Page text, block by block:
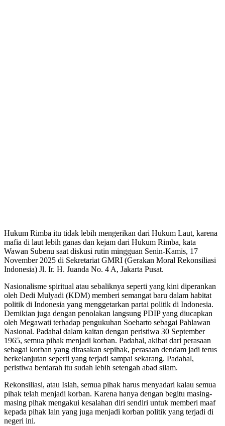
Hukum Rimba itu tidak lebih mengerikan dari Hukum Laut, karena
mafia di laut lebih ganas dan kejam dari Hukum Rimba, kata
Wawan Subenu saat diskusi rutin mingguan Senin-Kamis, 17
November 2025 di Sekretariat GMRI (Gerakan Moral Rekonsiliasi
Indonesia) Jl. Ir. H. Juanda No. 4 A, Jakarta Pusat.
Nasionalisme spiritual atau sebaliknya seperti yang kini diperankan
oleh Dedi Mulyadi (KDM) memberi semangat baru dalam habitat
politik di Indonesia yang menggetarkan partai politik di Indonesia.
Demikian juga dengan penolakan langsung PDIP yang diucapkan
oleh Megawati terhadap pengukuhan Soeharto sebagai Pahlawan
Nasional. Padahal dalam kaitan dengan peristiwa 30 September
1965, semua pihak menjadi korban. Padahal, akibat dari perasaan
sebagai korban yang dirasakan sepihak, perasaan dendam jadi terus
berkelanjutan seperti yang terjadi sampai sekarang. Padahal,
peristiwa berdarah itu sudah lebih setengah abad silam.
Rekonsiliasi, atau Islah, semua pihak harus menyadari kalau semua
pihak telah menjadi korban. Karena hanya dengan begitu masing-
masing pihak mengakui kesalahan diri sendiri untuk memberi maaf
kepada pihak lain yang juga menjadi korban politik yang terjadi di
negeri ini.